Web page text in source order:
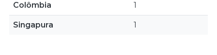
Colômbia 1
Singapura 1